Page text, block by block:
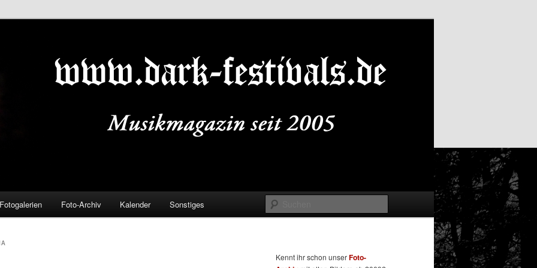
Fotogalerien Foto-Archiv Kalender Sonstiges
Kennt ihr schon unserFoto-